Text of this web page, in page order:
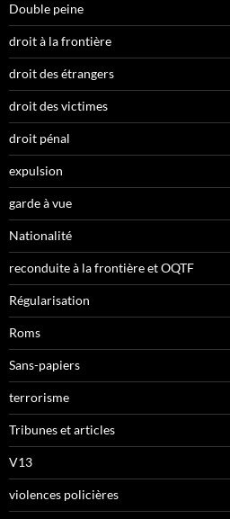
Double peine
droit à la frontière
droit des étrangers
droit des victimes
droit pénal
expulsion
garde à vue
Nationalité
reconduite à la frontière et OQTF
Régularisation
Roms
Sans-papiers
terrorisme
Tribunes et articles
V13
violences policières